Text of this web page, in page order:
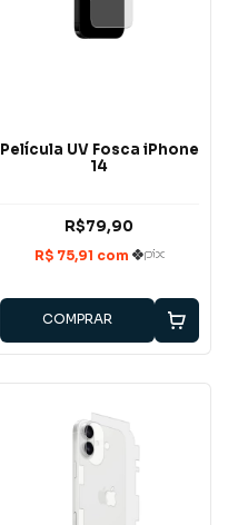
Película UV Fosca iPhone
14
R$79,90
COMPRAR